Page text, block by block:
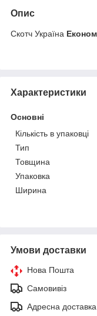
Опис
Скотч Україна Економ
Характеристики
Основні
Кількість в упаковці
Тип
Товщина
Упаковка
Ширина
Умови доставки
Нова Пошта
Самовивіз
Адресна